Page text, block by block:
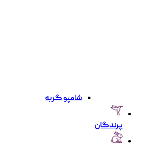
شامپو گربه
پرندگان